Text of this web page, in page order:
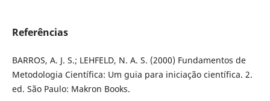
Referências
BARROS, A. J. S.; LEHFELD, N. A. S. (2000) Fundamentos de
Metodologia Científica: Um guia para iniciação científica. 2.
ed. São Paulo: Makron Books.